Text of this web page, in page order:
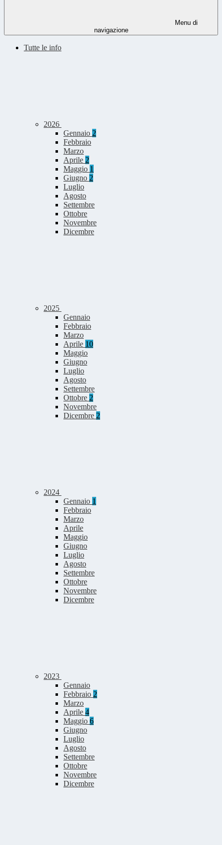
Menu di
navigazione
Tutte le info
2026
Gennaio 2
Febbraio
Marzo
Aprile 2
Maggio 1
Giugno 2
Luglio
Agosto
Settembre
Ottobre
Novembre
Dicembre
2025
Gennaio
Febbraio
Marzo
Aprile 10
Maggio
Giugno
Luglio
Agosto
Settembre
Ottobre 2
Novembre
Dicembre 2
2024
Gennaio 1
Febbraio
Marzo
Aprile
Maggio
Giugno
Luglio
Agosto
Settembre
Ottobre
Novembre
Dicembre
2023
Gennaio
Febbraio 2
Marzo
Aprile 4
Maggio 6
Giugno
Luglio
Agosto
Settembre
Ottobre
Novembre
Dicembre